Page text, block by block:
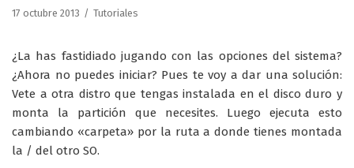
Licencia de contenido
Cookies
Política de protección de datos
17 octubre 2013 Tutoriales
¿La has fastidiado jugando con las opciones del sistema?
¿Ahora no puedes iniciar? Pues te voy a dar una solución:
Vete a otra distro que tengas instalada en el disco duro y
monta la partición que necesites. Luego ejecuta esto
cambiando «carpeta» por la ruta a donde tienes montada
la / del otro SO.